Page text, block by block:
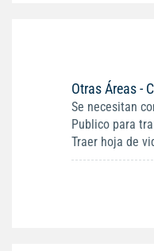
Otras Áreas -
Se necesitan
Publico para
Traer hoja de